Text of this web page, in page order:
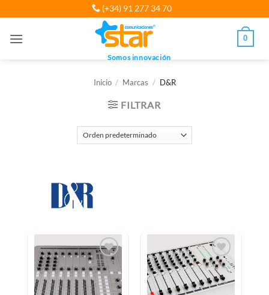
al
(+34) 91 277 34 70
Somos innovación
0
Inicio / Marcas / D&R
FILTRAR